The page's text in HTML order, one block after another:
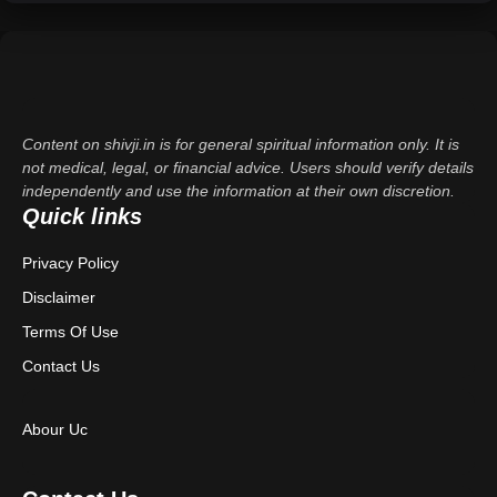
Content on shivji.in is for general spiritual information only. It is
not medical, legal, or financial advice. Users should verify details
independently and use the information at their own discretion.
Quick links
Privacy Policy
Disclaimer
Terms Of Use
Contact Us
Abour Uc